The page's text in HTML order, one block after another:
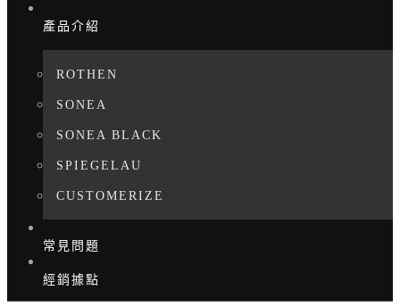
產品介紹
ROTHEN
SONEA
SONEA BLACK
SPIEGELAU
CUSTOMERIZE
常見問題
經銷據點